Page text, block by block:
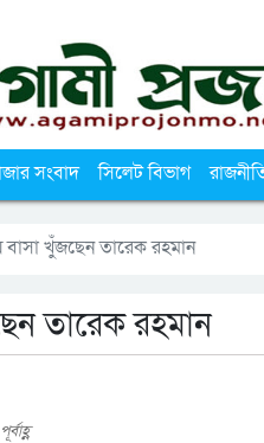
সংবাদ সিলেট বিভাগ
বাসা খুঁজছেন তারেক রহমান
তারেক রহমান